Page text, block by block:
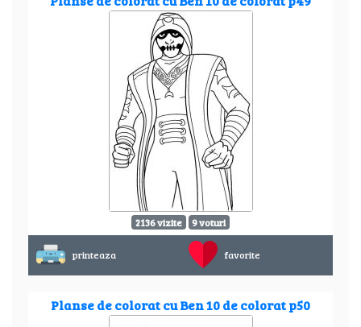
2136 vizite 9 voturi
printeaza favorite
Planse de colorat cu Ben 10 de colorat p50